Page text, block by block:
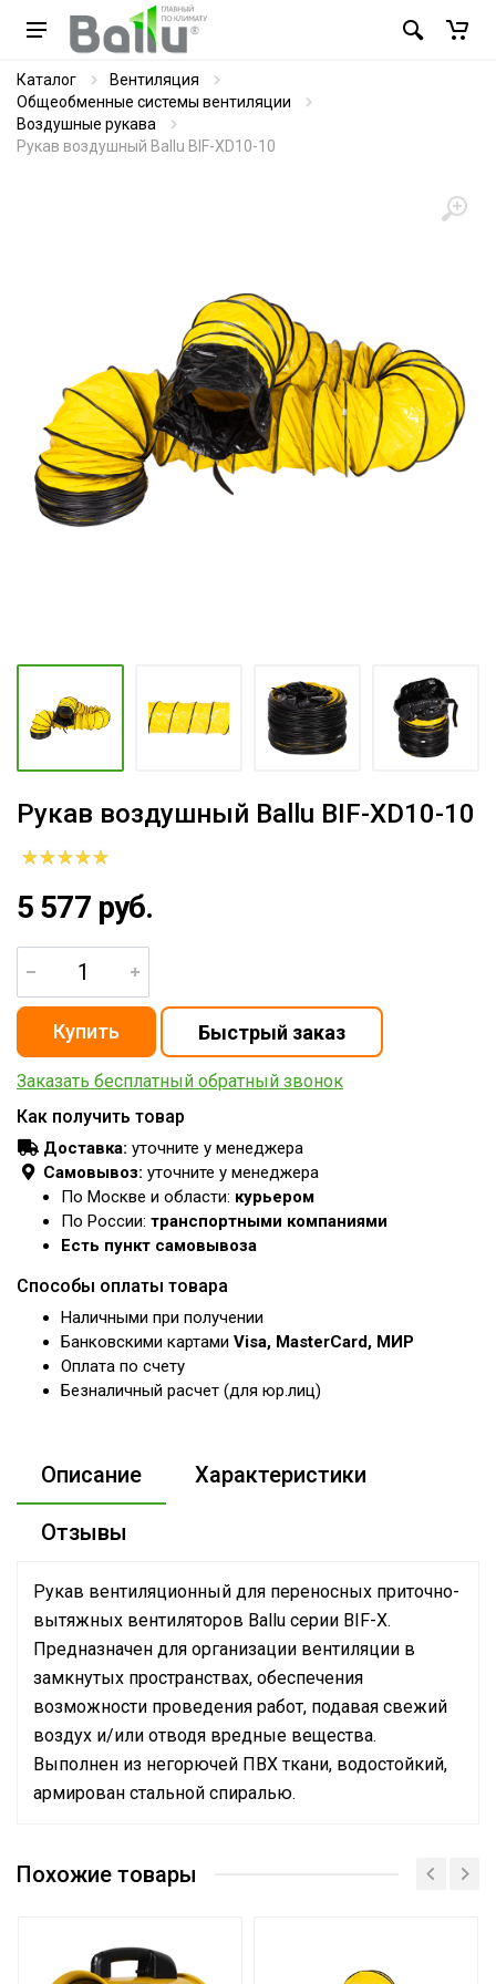
Каталог
Вентиляция
Общеобменные системы вентиляции
Воздушные рукава
Рукав воздушный Ballu BIF-XD10-10
Рукав воздушный Ballu BIF-XD10-10
5 577 руб.
Заказать бесплатный обратный звонок
Как получить товар
Доставка: уточните у менеджера
Самовывоз: уточните у менеджера
По Москве и области: курьером
По России: транспортными компаниями
Есть пункт самовывоза
Способы оплаты товара
Наличными при получении
Банковскими картами Visa, MasterCard, МИР
Оплата по счету
Безналичный расчет (для юр.лиц)
Описание Характеристики
Отзывы
Рукав вентиляционный для переносных приточно-
вытяжных вентиляторов Ballu серии BIF-X.
Предназначен для организации вентиляции в
замкнутых пространствах, обеспечения
возможности проведения работ, подавая свежий
воздух и/или отводя вредные вещества.
Выполнен из негорючей ПВХ ткани, водостойкий,
армирован стальной спиралью.
(брутто)
Глубина упаковки
товара
Похожие товары